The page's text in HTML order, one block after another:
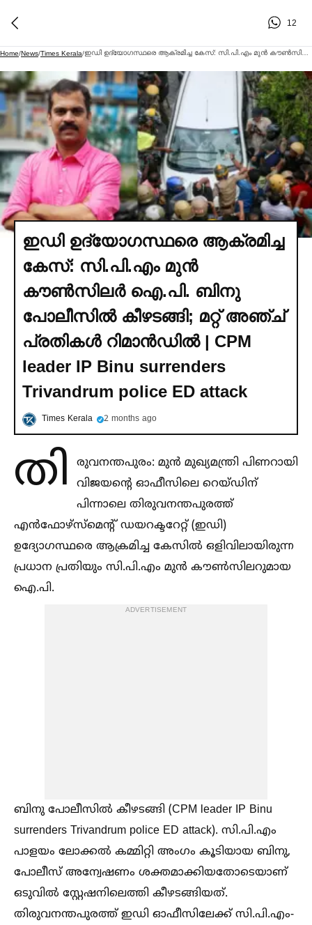
12
Home/News/Times Kerala/
ഇഡി ഉദ്യോഗസ്ഥരെ ആക്രമിച്ച
കേസ്: സി.പി.എം മുൻ
കൗണ്‍സിലര്‍ ഐ.പി. ബിനു
പോലീസില്‍ കീഴടങ്ങി; മറ്റ് അഞ്ച്
പ്രതികള്‍ റിമാൻഡില്‍ | CPM
leader IP Binu surrenders
Trivandrum police ED attack
Times Kerala 2 months ago
തി
രുവനന്തപുരം: മുൻ മുഖ്യമന്ത്രി പിണറായി
വിജയന്റെ ഓഫീസിലെ റെയ്ഡിന്
പിന്നാലെ തിരുവനന്തപുരത്ത്
എൻഫോഴ്സ്മെന്റ് ഡയറക്ടറേറ്റ് (ഇഡി)
ഉദ്യോഗസ്ഥരെ ആക്രമിച്ച കേസില്‍ ഒളിവിലായിരുന്ന
പ്രധാന പ്രതിയും സി.പി.എം മുൻ കൗണ്‍സിലറുമായ
ഐ.പി.
ADVERTISEMENT
ബിനു പോലീസില്‍ കീഴടങ്ങി (CPM leader IP Binu
surrenders Trivandrum police ED attack). സി.പി.എം
പാളയം ലോക്കല്‍ കമ്മിറ്റി അംഗം കൂടിയായ ബിനു,
പോലീസ് അന്വേഷണം ശക്തമാക്കിയതോടെയാണ്
ഒടുവില്‍ സ്റ്റേഷനിലെത്തി കീഴടങ്ങിയത്.
തിരുവനന്തപുരത്ത് ഇഡി ഓഫീസിലേക്ക് സി.പി.എം-